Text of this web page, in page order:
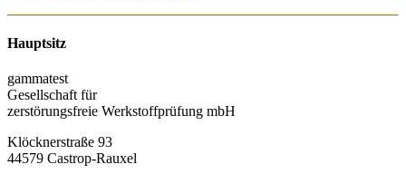
Hauptsitz
gammatest
Gesellschaft für
zerstörungsfreie Werkstoffprüfung mbH
Klöcknerstraße 93
44579 Castrop-Rauxel